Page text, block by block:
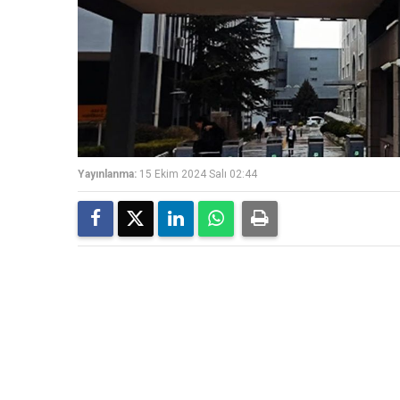
Yayınlanma: 15 Ekim 2024 Salı 02:44